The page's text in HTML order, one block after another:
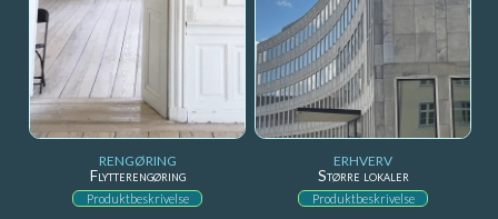
RENGØRING
Flytterengøring
Produktbeskrivelse
ERHVERV
Større lokaler
Produktbeskrivelse